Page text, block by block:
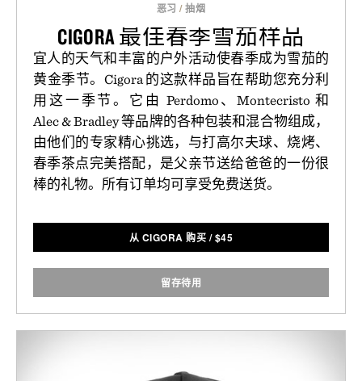
恶习 /抽烟
CIGORA 最佳春季雪茄样品
宜人的天气和丰富的户外活动使春季成为雪茄的
黄金季节。Cigora 的这款样品旨在帮助您充分利
用这一季节。它由 Perdomo、Montecristo 和
Alec & Bradley 等品牌的各种包装和混合物组成，
由他们的专家精心挑选，与打高尔夫球、烧烤、
春季茶点完美搭配，是父亲节送给爸爸的一份很
棒的礼物。所有订单均可享受免费送货。
从 CIGORA 购买 /$45
留存待用